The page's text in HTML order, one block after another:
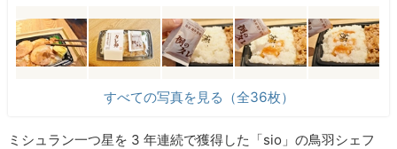
すべての写真を見る（全36枚）
ミシュラン一つ星を 3 年連続で獲得した「sio」の鳥羽シェフ